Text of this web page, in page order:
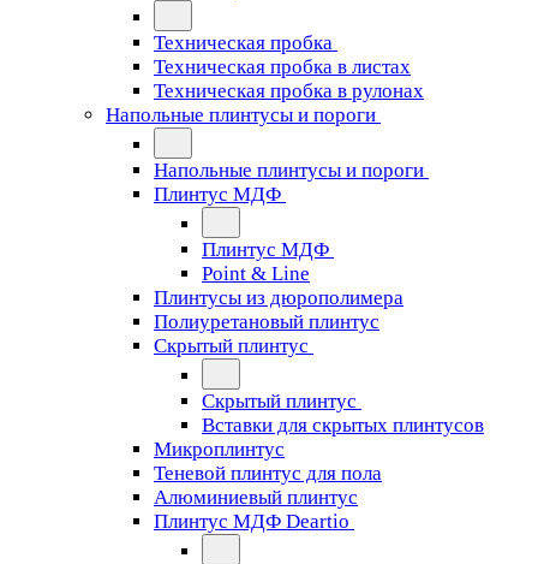
Техническая пробка
Техническая пробка в листах
Техническая пробка в рулонах
Напольные плинтусы и пороги
Напольные плинтусы и пороги
Плинтус МДФ
Плинтус МДФ
Point & Line
Плинтусы из дюрополимера
Полиуретановый плинтус
Скрытый плинтус
Скрытый плинтус
Вставки для скрытых плинтусов
Микроплинтус
Теневой плинтус для пола
Алюминиевый плинтус
Плинтус МДФ Deartio